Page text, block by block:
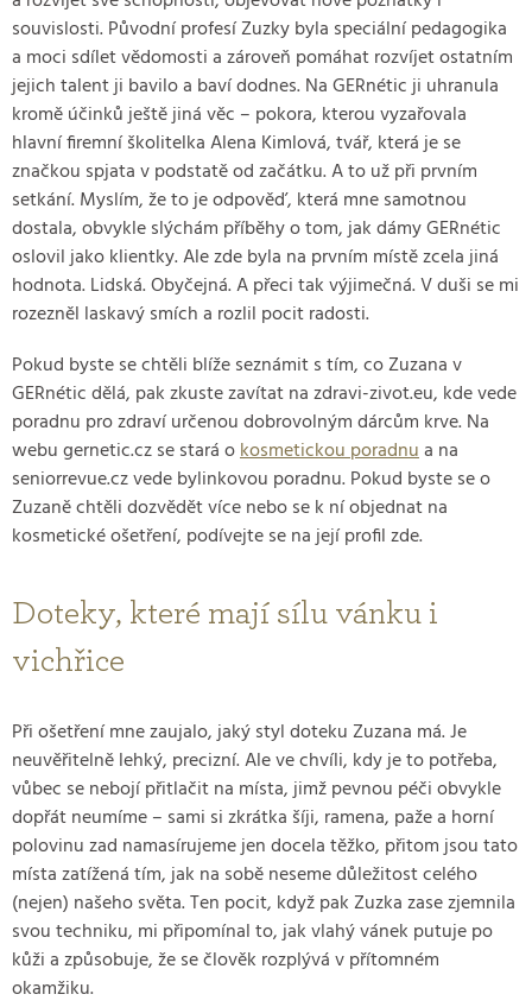
souvislosti. Původní profesí Zuzky byla speciální pedagogika
a moci sdílet vědomosti a zároveň pomáhat rozvíjet ostatním
jejich talent ji bavilo a baví dodnes. Na GERnétic ji uhranula
kromě účinků ještě jiná věc – pokora, kterou vyzařovala
hlavní firemní školitelka Alena Kimlová, tvář, která je se
značkou spjata v podstatě od začátku. A to už při prvním
setkání. Myslím, že to je odpověď, která mne samotnou
dostala, obvykle slýchám příběhy o tom, jak dámy GERnétic
oslovil jako klientky. Ale zde byla na prvním místě zcela jiná
hodnota. Lidská. Obyčejná. A přeci tak výjimečná. V duši se mi
rozezněl laskavý smích a rozlil pocit radosti.
Pokud byste se chtěli blíže seznámit s tím, co Zuzana v
GERnétic dělá, pak zkuste zavítat na zdravi-zivot.eu, kde vede
poradnu pro zdraví určenou dobrovolným dárcům krve. Na
webu gernetic.cz se stará okosmetickou poradnua na
seniorrevue.cz vede bylinkovou poradnu. Pokud byste se o
Zuzaně chtěli dozvědět více nebo se k ní objednat na
kosmetické ošetření, podívejte se na její profil zde.
Doteky, které mají sílu vánku i
vichřice
Při ošetření mne zaujalo, jaký styl doteku Zuzana má. Je
neuvěřitelně lehký, precizní. Ale ve chvíli, kdy je to potřeba,
vůbec se nebojí přitlačit na místa, jimž pevnou péči obvykle
dopřát neumíme – sami si zkrátka šíji, ramena, paže a horní
polovinu zad namasírujeme jen docela těžko, přitom jsou tato
místa zatížená tím, jak na sobě neseme důležitost celého
(nejen) našeho světa. Ten pocit, když pak Zuzka zase zjemnila
svou techniku, mi připomínal to, jak vlahý vánek putuje po
kůži a způsobuje, že se člověk rozplývá v přítomném
okamžiku.